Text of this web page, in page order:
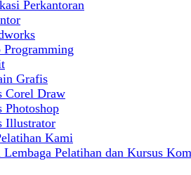
Perkantoran
Programming
Grafis
Corel Draw
Photoshop
Illustrator
Kami
Pelatihan dan Kursus